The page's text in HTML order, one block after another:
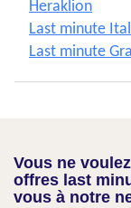
Heraklion
Last minute
Last minute
Vous ne
offres last
vous à notre